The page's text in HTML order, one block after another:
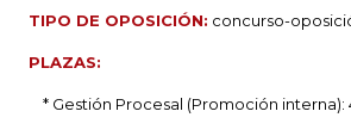
TIPO DE OPOSICIÓN: concurso-
PLAZAS:
* Gestión Procesal (Promoción interna):